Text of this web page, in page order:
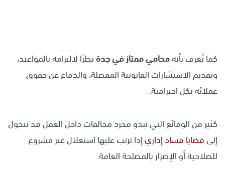
كما يُعرف بأنهمحامي ممتاز في جدةنظرًا لالتزامه بالمواعيد،
وتقديم الاستشارات القانونية المفصلة، والدفاع عن حقوق
عملائه بكل احترافية.
كثير من الوقائع التي تبدو مجرد مخالفات داخل العمل قد تتحول
إلىقضايا فساد إداريإذا ترتب عليها استغلال غير مشروع
للصلاحية أو الإضرار بالمصلحة العامة.